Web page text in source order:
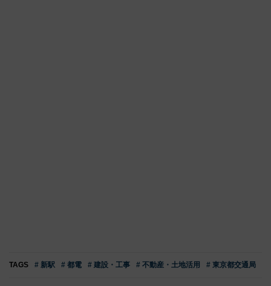
TAGS # 新駅 # 都電 # 建設・工事 # 不動産・土地活用 # 東京都交通局